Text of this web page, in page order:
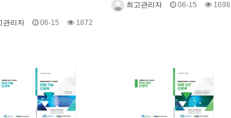
관리자 06-15 1872
최고관리자 06-15 1698